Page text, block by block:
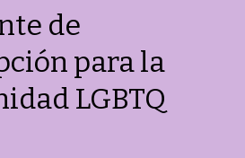
de
para la
LGBTQ